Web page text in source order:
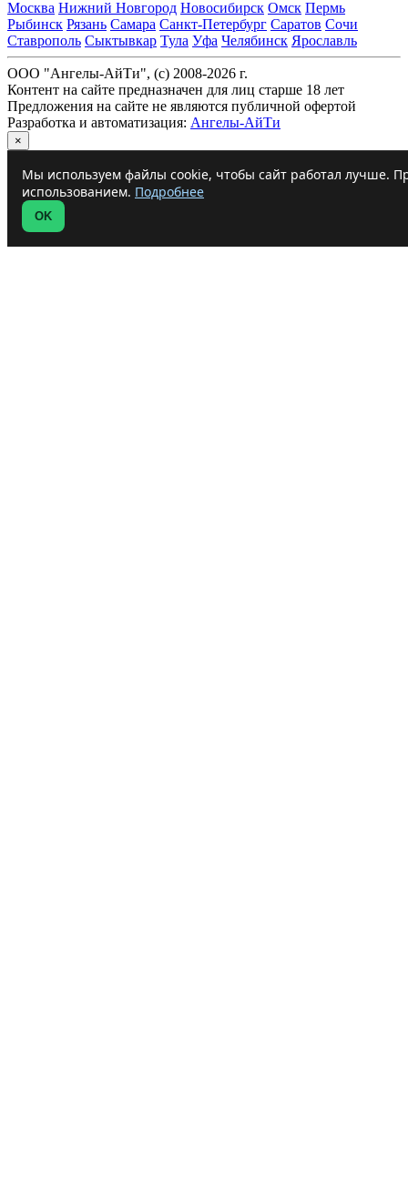
Москва Нижний Новгород Новосибирск Омск Пермь
Рыбинск Рязань Самара Санкт-Петербург Саратов Сочи
Ставрополь Сыктывкар Тула Уфа Челябинск Ярославль
ООО "Ангелы-АйТи", (c) 2008-2026 г.
Контент на сайте предназначен для лиц старше 18 лет
Предложения на сайте не являются публичной офертой
Разработка и автоматизация: Ангелы-АйТи
×
Мы используем файлы cookie, чтобы сайт работал лучше.
использованием. Подробнее
OK